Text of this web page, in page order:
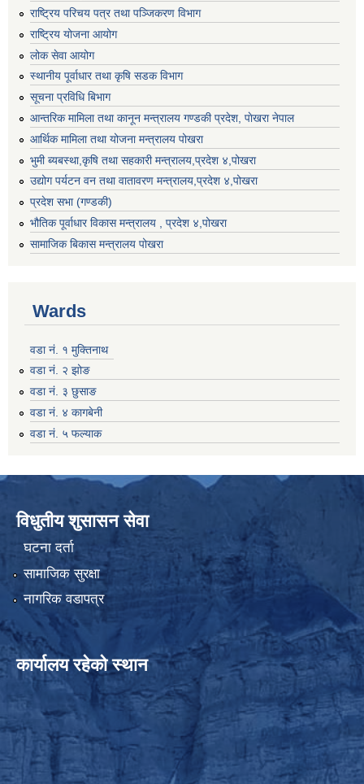
राष्ट्रिय परिचय पत्र तथा पञ्जिकरण विभाग
राष्ट्रिय योजना आयोग
लोक सेवा आयोग
स्थानीय पूर्वाधार तथा कृषि सडक विभाग
सूचना प्रविधि बिभाग
आन्तरिक मामिला तथा कानून मन्त्रालय गण्डकी प्रदेश, पाेखरा नेपाल
आर्थिक मामिला तथा योजना मन्त्रालय पोखरा
भुमी ब्यबस्था,कृषि तथा सहकारी मन्त्रालय,प्रदेश ४,पोखरा
उद्योग पर्यटन वन तथा वातावरण मन्त्रालय,प्रदेश ४,पोखरा
प्रदेश सभा (गण्डकी)
भौतिक पूर्वाधार विकास मन्त्रालय , प्रदेश ४,पोखरा
सामाजिक बिकास मन्त्रालय पोखरा
Wards
वडा नं. १ मुक्तिनाथ
वडा नं. २ झोङ
वडा नं. ३ छुसाङ
वडा नं. ४ कागबेनी
वडा नं. ५ फल्याक
विधुतीय शुसासन सेवा
घटना दर्ता
सामाजिक सुरक्षा
नागरिक वडापत्र
कार्यालय रहेको स्थान